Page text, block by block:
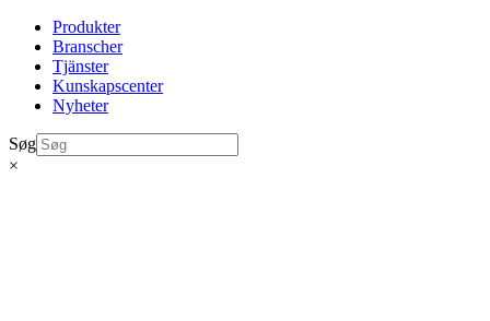
Produkter
Branscher
Tjänster
Kunskapscenter
Nyheter
Søg
×